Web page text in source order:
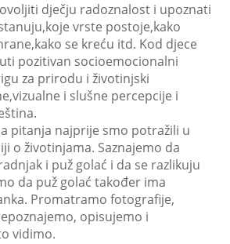
dječju radoznalost i upoznati
vrste postoje,kako
se kreću itd. Kod djece
pozitivan socioemocionalni
za prirodu i životinjski
i slušne percepcije i
pitanja najprije smo potražili u
o životinjama. Saznajemo da
i puž golać i da se razlikuju
da puž golać također ima
Promatramo fotografije,
opisujemo i
vidimo.